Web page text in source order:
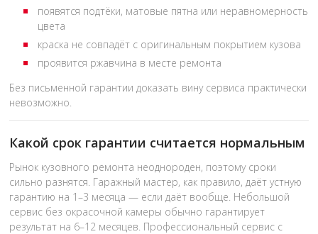
появятся подтёки, матовые пятна или неравномерность
цвета
краска не совпадёт с оригинальным покрытием кузова
проявится ржавчина в месте ремонта
Без письменной гарантии доказать вину сервиса практически
невозможно.
Какой срок гарантии считается нормальным
Рынок кузовного ремонта неоднороден, поэтому сроки
сильно разнятся. Гаражный мастер, как правило, даёт устную
гарантию на 1–3 месяца — если даёт вообще. Небольшой
сервис без окрасочной камеры обычно гарантирует
результат на 6–12 месяцев. Профессиональный сервис с